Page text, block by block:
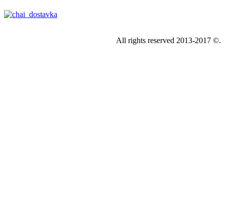
All rights reserved 2013-2017 ©.